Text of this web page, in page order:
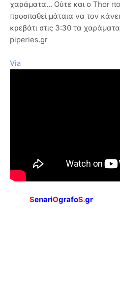
χαράματα... Ούτε και ο Thor
προσπαθεί μάταια να τον
κρεβάτι στις 3:30 τα
piperies.gr
Via
SenariOgrafoS.gr